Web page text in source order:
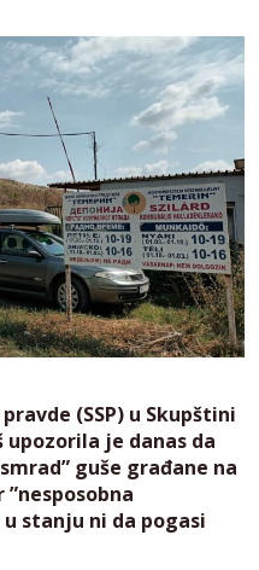
(SSP) u Skupštini
upozorila je danas da
guše građane na
stanju ni da pogasi